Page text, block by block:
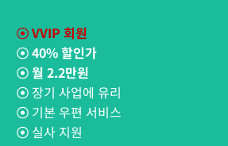
☉VVIP 회원
☉40% 할인가
☉월 2.2만원
☉ 장기 사업에 유리
☉ 기본 우편 서비스
☉ 실사 지원